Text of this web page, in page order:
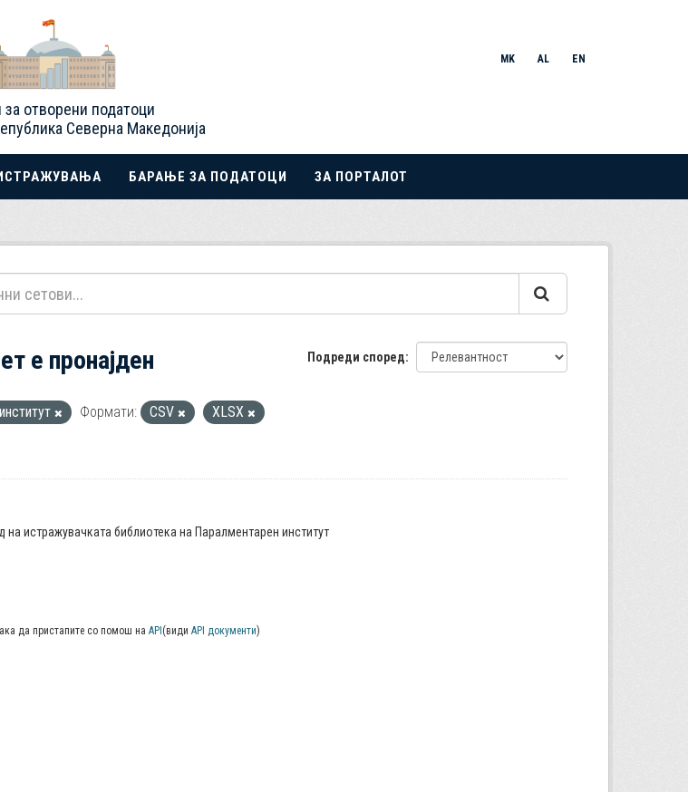
за отворени податоци
Северна Македонија
MK AL EN
БАРАЊЕ ЗА ПОДАТОЦИ ЗА ПОРТАЛОТ
Подреди според
е пронајден
Формати: CSV
XLSX
истражувачката библиотека на Паралментарен институт
да пристапите со помош на API (види API документи)